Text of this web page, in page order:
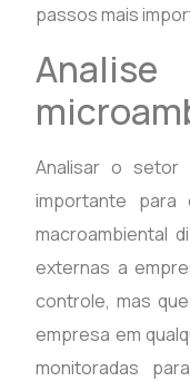
passos mais
Analisar o setor
importante para
macroambiental
externas a
controle, mas
empresa em
monitoradas